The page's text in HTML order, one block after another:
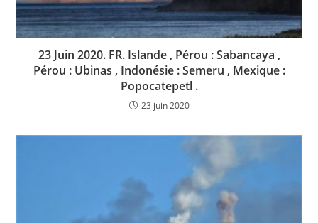
23 Juin 2020. FR. Islande , Pérou : Sabancaya ,
Pérou : Ubinas , Indonésie : Semeru , Mexique :
Popocatepetl .
23 juin 2020